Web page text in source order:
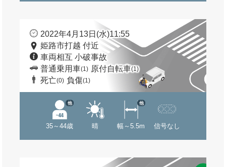
2022年4月13日(水)11:55
姫路市打越 付近
車両相互 小破事故
普通乗用車(1) 原付自転車(1)
死亡(0) 負傷(1)
35～44歳
他
晴 幅～5.5m
他
信号なし